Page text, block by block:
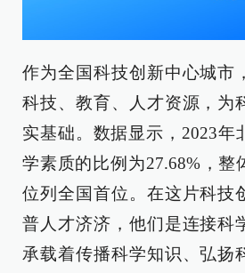
作为全国科技创新中心城市
科技、教育、人才资源，为
实基础。数据显示，2023年
学素质的比例为27.68%，整
位列全国首位。在这片科技
普人才济济，他们是连接科
承载着传播科学知识、弘扬